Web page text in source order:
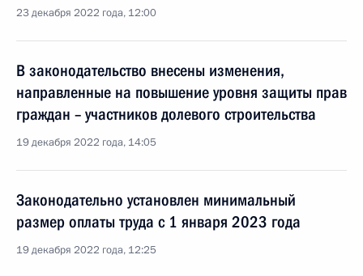
23 декабря 2022 года, 12:00
В законодательство внесены изменения,
направленные на повышение уровня защиты прав
граждан – участников долевого строительства
19 декабря 2022 года, 14:05
Законодательно установлен минимальный
размер оплаты труда с 1 января 2023 года
19 декабря 2022 года, 12:25